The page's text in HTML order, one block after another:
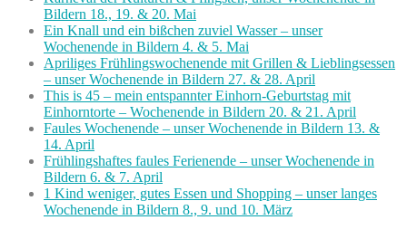
Bildern 18., 19. & 20. Mai
Ein Knall und ein bißchen zuviel Wasser – unser
Wochenende in Bildern 4. & 5. Mai
Apriliges Frühlingswochenende mit Grillen & Lieblingsessen
– unser Wochenende in Bildern 27. & 28. April
This is 45 – mein entspannter Einhorn-Geburtstag mit
Einhorntorte – Wochenende in Bildern 20. & 21. April
Faules Wochenende – unser Wochenende in Bildern 13. &
14. April
Frühlingshaftes faules Ferienende – unser Wochenende in
Bildern 6. & 7. April
1 Kind weniger, gutes Essen und Shopping – unser langes
Wochenende in Bildern 8., 9. und 10. März